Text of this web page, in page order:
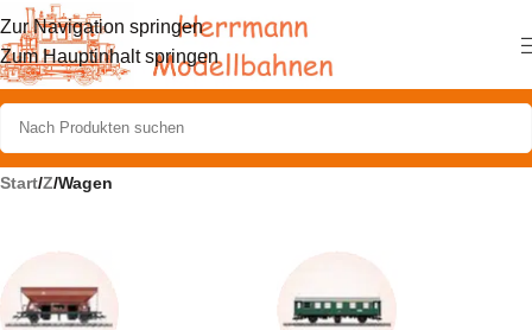
Zur Navigation springen
Zum Hauptinhalt springen
Start/Z/Wagen